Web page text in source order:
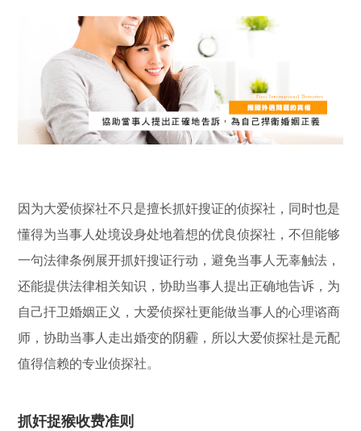
因为大爱侦探社不只是擅长抓奸搜证的侦探社，同时也是
懂得为当事人处境设身处地着想的优良侦探社，不但能够
一句法律条例展开抓奸搜证行动，避免当事人无辜触法，
还能提供法律相关知识，协助当事人提出正确地告诉，为
自己扞卫婚姻正义，大爱侦探社更能做当事人的心理谘商
师，协助当事人走出婚变的阴霾，所以大爱侦探社是元配
值得信赖的专业侦探社。
抓奸捉猴收费准则